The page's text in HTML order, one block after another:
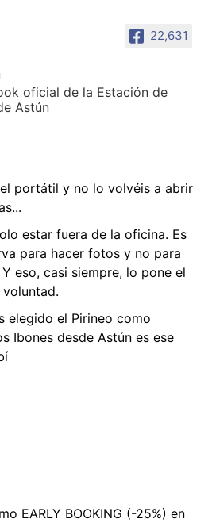
22,631
oficial de la Estación de
Astún
portátil y no lo volvéis a abrir
estar fuera de la oficina. Es
para hacer fotos y no para
eso, casi siempre, lo pone el
elegido el Pirineo como
Ibones desde Astún es ese
EARLY BOOKING (-25%) en